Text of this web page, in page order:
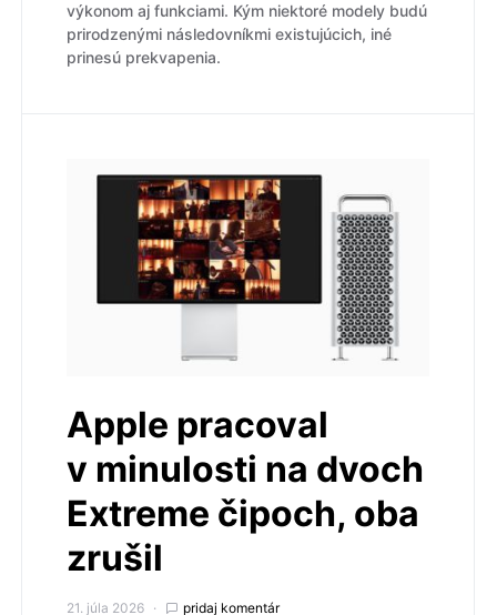
výkonom aj funkciami. Kým niektoré modely budú
prirodzenými následovníkmi existujúcich, iné
prinesú prekvapenia.
Apple pracoval
v minulosti na dvoch
Extreme čipoch, oba
zrušil
21. júla 2026 pridaj komentár